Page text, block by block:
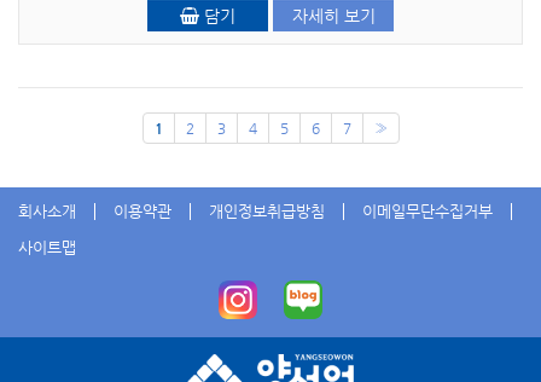
담기 자세히 보기
1 2 3 4 5 6 7 »
회사소개 이용약관 개인정보취급방침
이메일무단수집거부
사이트맵